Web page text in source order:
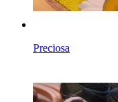
Preciosa